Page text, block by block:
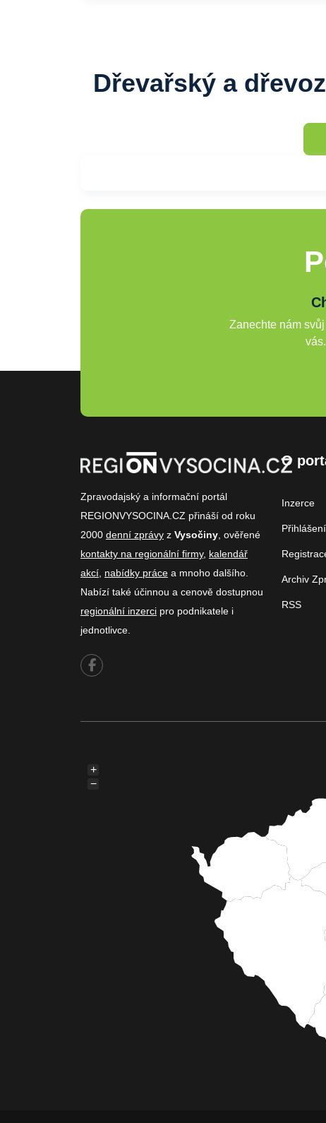
Dřevařský a
Zanechte nám
Zpravodajský a informační portál
REGIONVYSOCINA.CZ přináší od roku
2000 denní zprávy z Vysočiny , ověřené
kontakty na regionální firmy, kalendář
akcí nabídky práce a mnoho dalšího.
Nabízí také účinnou a cenově dostupnou
regionální inzerci pro podnikatele i
jednotlivce.
O
Inzerce
Přihlášení
Archiv
RSS
+
−